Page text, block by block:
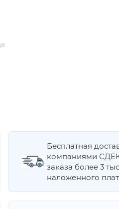
Бесплатная
компаниями
заказа более 3
наложенного